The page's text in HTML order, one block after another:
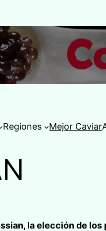
Regiones Mejor Caviar
la elección de los